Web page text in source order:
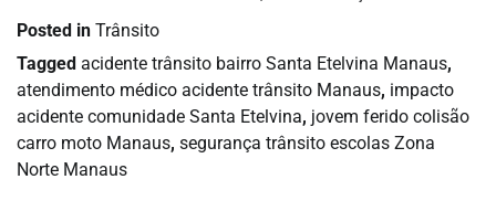
Posted in Trânsito
Tagged acidente trânsito bairro Santa Etelvina Manaus,
atendimento médico acidente trânsito Manaus, impacto
acidente comunidade Santa Etelvina, jovem ferido colisão
carro moto Manaus, segurança trânsito escolas Zona
Norte Manaus